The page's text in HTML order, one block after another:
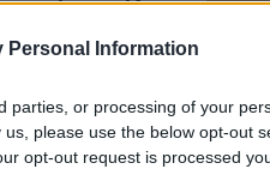
Personal Information
parties, or processing of your
please use the below opt-out
opt-out request is processed
Orientación en
el Itinerario
3
Desplazamiento
Cantidad de
3